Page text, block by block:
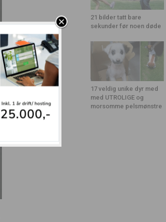
21 bilder tatt bare
sekunder før noen døde
17 veldig unike dyr med
med UTROLIGE og
morsomme pelsmønstre